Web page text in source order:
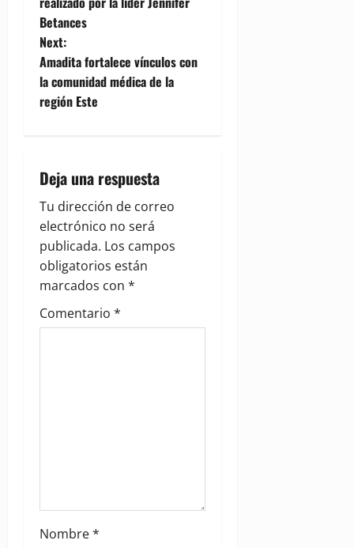
s
t
n
a
i
g
a
t
i
Betances
Next:
Amadita fortalece vínculos con
la comunidad médica de la
región Este
Deja una respuesta
Tu dirección de correo
electrónico no será
publicada. Los campos
obligatorios están
marcados con *
Comentario *
Nombre*